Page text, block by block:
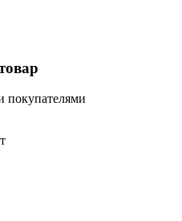
покупателями